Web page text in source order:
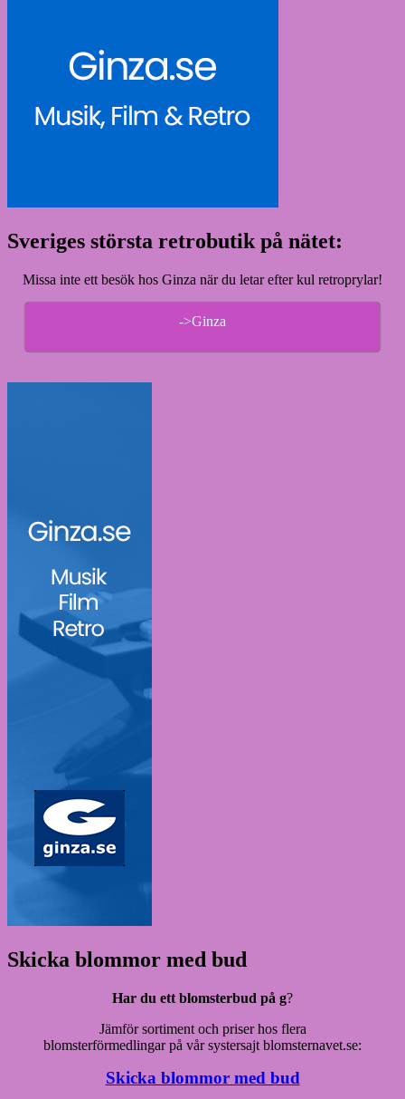
Sveriges största retrobutik på nätet:
Missa inte ett besök hos Ginza när du letar efter kul retroprylar!
->Ginza
Skicka blommor med bud
Har du ett blomsterbud på g?
Jämför sortiment och priser hos flera
blomsterförmedlingar på vår systersajt blomsternavet.se:
Skicka blommor med bud